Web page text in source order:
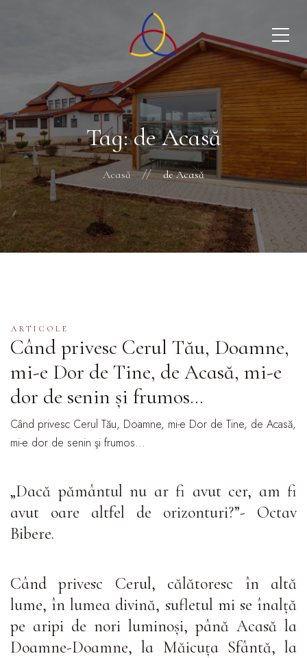
Tag: de Acasă
Acasă de Acasă
ARTICOLE
Când privesc Cerul Tău, Doamne,
mi-e Dor de Tine, de Acasă, mi-e
dor de senin şi frumos…
Când privesc Cerul Tău, Doamne, mi-e Dor de Tine, de Acasă,
mi-e dor de senin şi frumos...
„Dacă pământul nu ar fi avut cer, am fi
avut oare altfel de orizonturi?”- Octav
Bibere.
Când privesc Cerul, călătoresc în altă
lume, în lumea divină, sufletul mi se înalță
pe aripi de nori luminoși, până Acasă la
Doamne-Doamne, la Măicuța Sfântă, la